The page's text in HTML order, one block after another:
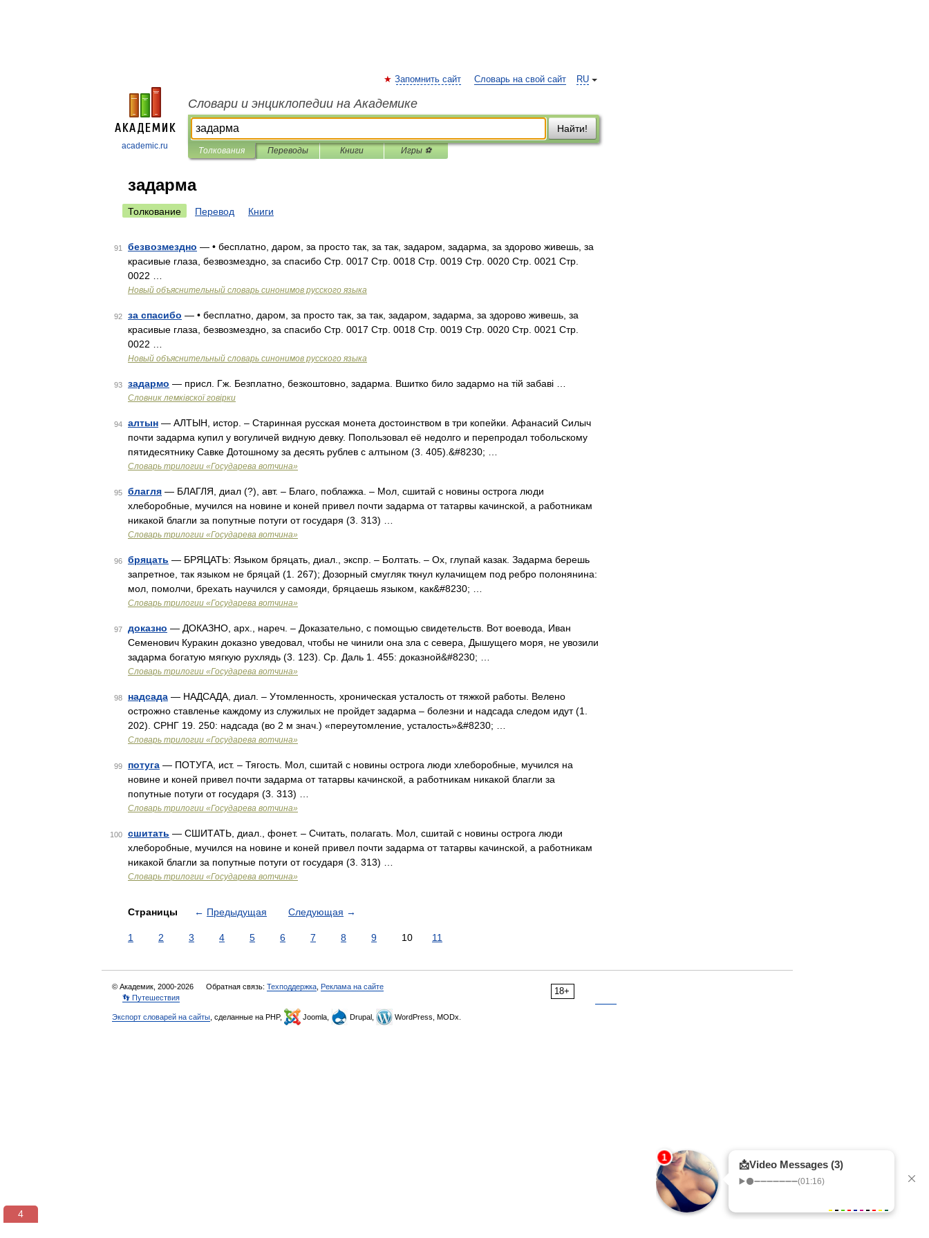
academic.ru
RU
Запомнить сайт Словарь на свой сайт
Словари и энциклопедии на Академике
Найти!
Толкования Переводы Книги Игры ⚽
задарма
Толкование Перевод Книги
91 безвозмездно — • бесплатно, даром, за просто так, за так, задаром, задарма, за здорово живешь, за
красивые глаза, безвозмездно, за спасибо Стр. 0017 Стр. 0018 Стр. 0019 Стр. 0020 Стр. 0021 Стр.
0022 …
Новый объяснительный словарь синонимов русского языка
92 за спасибо — • бесплатно, даром, за просто так, за так, задаром, задарма, за здорово живешь, за
красивые глаза, безвозмездно, за спасибо Стр. 0017 Стр. 0018 Стр. 0019 Стр. 0020 Стр. 0021 Стр.
0022 …
Новый объяснительный словарь синонимов русского языка
93 задармо — присл. Гж. Безплатно, безкоштовно, задарма. Вшитко било задармо на тій забаві …
Словник лемківскої говірки
94 алтын — АЛТЫН, истор. – Старинная русская монета достоинством в три копейки. Афанасий Силыч
почти задарма купил у вогуличей видную девку. Попользовал её недолго и перепродал тобольскому
пятидесятнику Савке Дотошному за десять рублев с алтыном (3. 405).&#8230; …
Словарь трилогии «Государева вотчина»
95 благля — БЛАГЛЯ, диал (?), авт. – Благо, поблажка. – Мол, сшитай с новины острога люди
хлеборобные, мучился на новине и коней привел почти задарма от татарвы качинской, а работникам
никакой благли за попутные потуги от государя (3. 313) …
Словарь трилогии «Государева вотчина»
96 бряцать — БРЯЦАТЬ: Языком бряцать, диал., экспр. – Болтать. – Ох, глупай казак. Задарма берешь
запретное, так языком не бряцай (1. 267); Дозорный смугляк ткнул кулачищем под ребро полонянина:
мол, помолчи, брехать научился у самояди, бряцаешь языком, как&#8230; …
Словарь трилогии «Государева вотчина»
97 доказно — ДОКАЗНО, арх., нареч. – Доказательно, с помощью свидетельств. Вот воевода, Иван
Семенович Куракин доказно уведовал, чтобы не чинили она зла с севера, Дышущего моря, не увозили
задарма богатую мягкую рухлядь (3. 123). Ср. Даль 1. 455: доказной&#8230; …
Словарь трилогии «Государева вотчина»
98 надсада — НАДСАДА, диал. – Утомленность, хроническая усталость от тяжкой работы. Велено
острожно ставленье каждому из служилых не пройдет задарма – болезни и надсада следом идут (1.
202). СРНГ 19. 250: надсада (во 2 м знач.) «переутомление, усталость»&#8230; …
Словарь трилогии «Государева вотчина»
99 потуга — ПОТУГА, ист. – Тягость. Мол, сшитай с новины острога люди хлеборобные, мучился на
новине и коней привел почти задарма от татарвы качинской, а работникам никакой благли за
попутные потуги от государя (3. 313) …
Словарь трилогии «Государева вотчина»
100 сшитать — СШИТАТЬ, диал., фонет. – Считать, полагать. Мол, сшитай с новины острога люди
хлеборобные, мучился на новине и коней привел почти задарма от татарвы качинской, а работникам
никакой благли за попутные потуги от государя (3. 313) …
Словарь трилогии «Государева вотчина»
Страницы ← Предыдущая Следующая →
1 2 3 4 5 6 7 8 9 10 11
18+
© Академик, 2000-2026 Обратная связь: Техподдержка Реклама на сайте
👣 Путешествия
Экспорт словарей на сайты , сделанные на PHP, Joomla, Drupal, WordPress, MODx.
3